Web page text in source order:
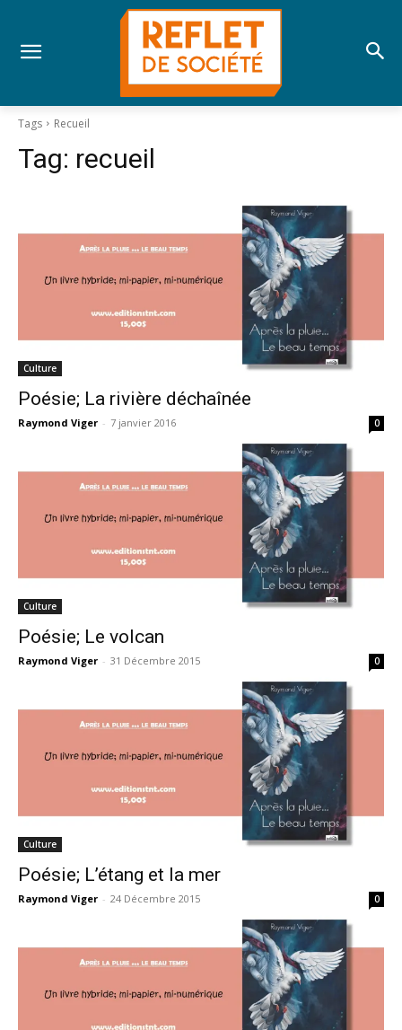
Tags Recueil
Tag: recueil
Culture
Poésie; La rivière déchaînée
Raymond Viger - 7 janvier 2016 0
Culture
Poésie; Le volcan
Raymond Viger - 31 Décembre 2015 0
Culture
Poésie; L’étang et la mer
Raymond Viger - 24 Décembre 2015 0